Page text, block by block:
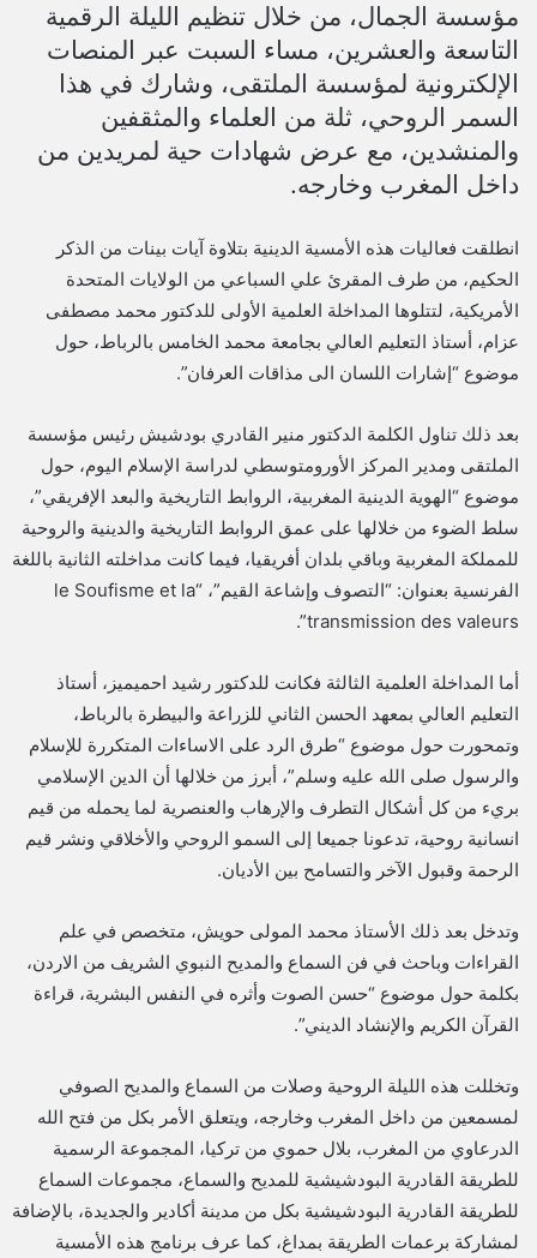
مؤسسة الجمال، من خلال تنظيم الليلة الرقمية
التاسعة والعشرين، مساء السبت عبر المنصات
الإلكترونية لمؤسسة الملتقى، وشارك في هذا
السمر الروحي، ثلة من العلماء والمثقفين
والمنشدين، مع عرض شهادات حية لمريدين من
داخل المغرب وخارجه.
انطلقت فعاليات هذه الأمسية الدينية بتلاوة آيات بينات من الذكر
الحكيم، من طرف المقرئ علي السباعي من الولايات المتحدة
الأمريكية، لتتلوها المداخلة العلمية الأولى للدكتور محمد مصطفى
عزام، أستاذ التعليم العالي بجامعة محمد الخامس بالرباط، حول
موضوع “إشارات اللسان الى مذاقات العرفان”.
بعد ذلك تناول الكلمة الدكتور منير القادري بودشيش رئيس مؤسسة
الملتقى ومدير المركز الأورومتوسطي لدراسة الإسلام اليوم، حول
موضوع “الهوية الدينية المغربية، الروابط التاريخية والبعد الإفريقي”،
سلط الضوء من خلالها على عمق الروابط التاريخية والدينية والروحية
للمملكة المغربية وباقي بلدان أفريقيا، فيما كانت مداخلته الثانية باللغة
الفرنسية بعنوان: “التصوف وإشاعة القيم”، “le Soufisme et la
transmission des valeurs”.
أما المداخلة العلمية الثالثة فكانت للدكتور رشيد احميميز، أستاذ
التعليم العالي بمعهد الحسن الثاني للزراعة والبيطرة بالرباط،
وتمحورت حول موضوع “طرق الرد على الاساءات المتكررة للإسلام
والرسول صلى الله عليه وسلم”، أبرز من خلالها أن الدين الإسلامي
بريء من كل أشكال التطرف والإرهاب والعنصرية لما يحمله من قيم
انسانية روحية، تدعونا جميعا إلى السمو الروحي والأخلاقي ونشر قيم
الرحمة وقبول الآخر والتسامح بين الأديان.
وتدخل بعد ذلك الأستاذ محمد المولى حويش، متخصص في علم
القراءات وباحث في فن السماع والمديح النبوي الشريف من الاردن،
بكلمة حول موضوع “حسن الصوت وأثره في النفس البشرية، قراءة
القرآن الكريم والإنشاد الديني”.
وتخللت هذه الليلة الروحية وصلات من السماع والمديح الصوفي
لمسمعين من داخل المغرب وخارجه، ويتعلق الأمر بكل من فتح الله
الدرعاوي من المغرب، بلال حموي من تركيا، المجموعة الرسمية
للطريقة القادرية البودشيشية للمديح والسماع، مجموعات السماع
للطريقة القادرية البودشيشية بكل من مدينة أكادير والجديدة، بالإضافة
لمشاركة برعمات الطريقة بمداغ، كما عرف برنامج هذه الأمسية